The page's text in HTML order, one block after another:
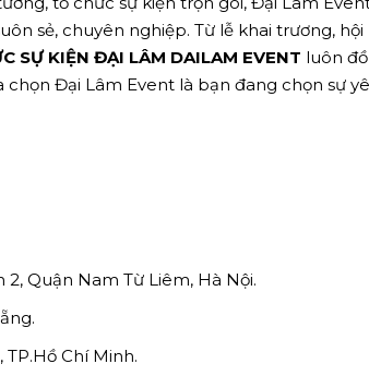
sẻ, chuyên nghiệp. Từ lễ khai trương, hội
SỰ KIỆN ĐẠI LÂM DAILAM EVENT luôn
Đại Lâm Event là bạn đang chọn sự
Quận Nam Từ Liêm, Hà Nội.
Chí Minh.